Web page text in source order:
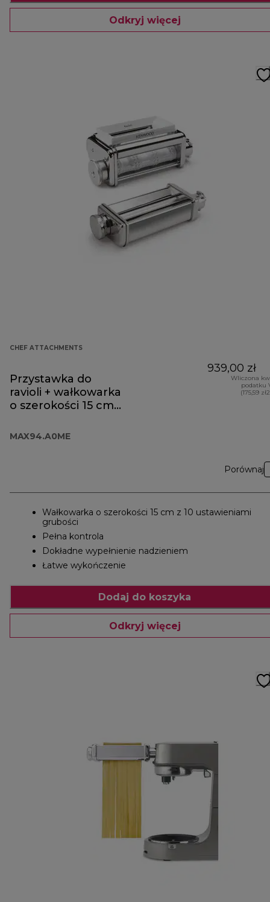
Odkryj więcej
CHEF ATTACHMENTS
Przystawka do
ravioli + wałkowarka
o szerokości 15 cm
MAX94.A0ME
939,00 zł
Wliczona
podatku
(175,59
Porównaj
Wałkowarka o szerokości 15 cm z 10 ustawieniami
grubości
Pełna kontrola
Dokładne wypełnienie nadzieniem
Łatwe wykończenie
Dodaj do koszyka
Odkryj więcej